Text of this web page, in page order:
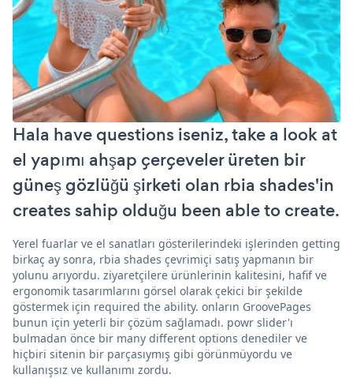
Hala have questions iseniz, take a look at
el yapımı ahşap çerçeveler üreten bir
güneş gözlüğü şirketi olan rbia shades'in
creates sahip olduğu been able to create.
Yerel fuarlar ve el sanatları gösterilerindeki işlerinden getting
birkaç ay sonra, rbia shades çevrimiçi satış yapmanın bir
yolunu arıyordu. ziyaretçilere ürünlerinin kalitesini, hafif ve
ergonomik tasarımlarını görsel olarak çekici bir şekilde
göstermek için required the ability. onların GroovePages
bunun için yeterli bir çözüm sağlamadı. powr slider'ı
bulmadan önce bir many different options denediler ve
hiçbiri sitenin bir parçasıymış gibi görünmüyordu ve
kullanışsız ve kullanımı zordu.